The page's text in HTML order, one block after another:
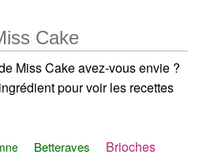
Cake
Miss Cake avez-vous envie ?
pour voir les recettes
Betteraves Brioches